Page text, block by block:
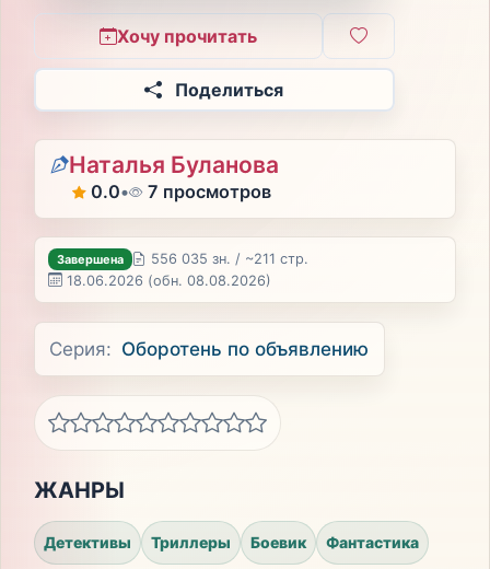
Хочу прочитать
Поделиться
Наталья Буланова
0.0• 7 просмотров
Завершена
556 035 зн. / ~211 стр.
18.06.2026 (обн. 08.08.2026)
Серия: Оборотень по объявлению
ЖАНРЫ
Детективы Триллеры Боевик Фантастика